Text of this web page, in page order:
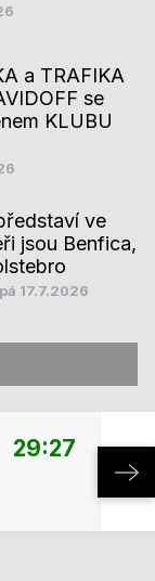
a TRAFIKA
se
KLUBU
ve
jsou Benfica,
pá 17.7.2026
29:27